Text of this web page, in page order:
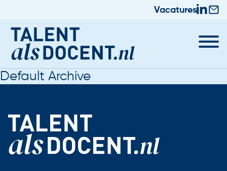
Vacatures
Default Archive